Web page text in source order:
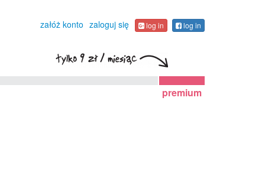
załóż konto zaloguj się log in log in
premium